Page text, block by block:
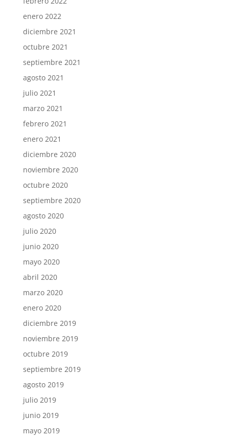
enero 2022
diciembre 2021
octubre 2021
septiembre 2021
agosto 2021
julio 2021
marzo 2021
febrero 2021
enero 2021
diciembre 2020
noviembre 2020
octubre 2020
septiembre 2020
agosto 2020
julio 2020
junio 2020
mayo 2020
abril 2020
marzo 2020
enero 2020
diciembre 2019
noviembre 2019
octubre 2019
septiembre 2019
agosto 2019
julio 2019
junio 2019
mayo 2019